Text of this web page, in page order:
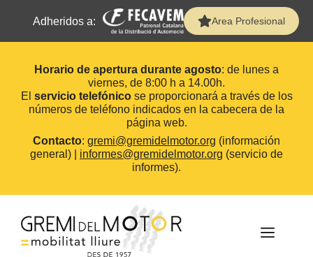
Adheridos a: Area Profesional
Horario de apertura durante agosto: de lunes a
viernes, de 8:00 h a 14.00h.
El servicio telefónicose proporcionará a través de los
números de teléfono indicados en la cabecera de la
página web.
Contacto: gremi@gremidelmotor.org (información
general) | informes@gremidelmotor.org (servicio de
informes).
contenido